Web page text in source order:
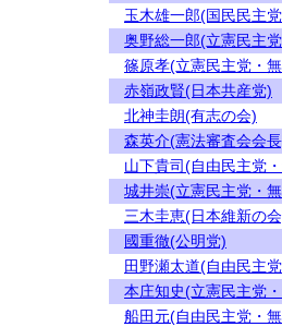
玉木雄一郎(国民民主
奥野総一郎(立憲民主
篠原孝(立憲民主党・
赤嶺政賢(日本共産党)
北神圭朗(有志の会)
森英介(憲法審査会会
山下貴司(自由民主党
城井崇(立憲民主党・
三木圭恵(日本維新の
國重徹(公明党)
田野瀬太道(自由民主
本庄知史(立憲民主党
船田元(自由民主党・